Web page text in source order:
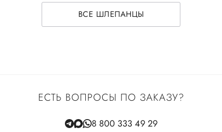
ВСЕ ШЛЕПАНЦЫ
ЕСТЬ ВОПРОСЫ ПО ЗАКАЗУ?
8 800 333 49 29